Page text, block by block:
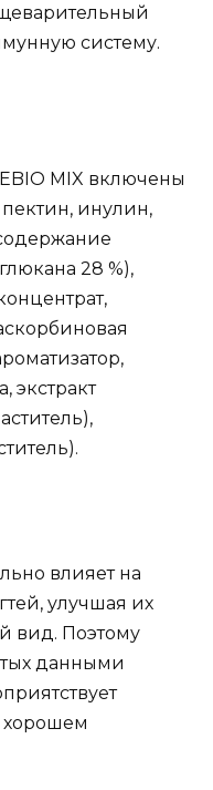
систему.
MIX включены
инулин,
28 %),
экстракт
влияет на
улучшая их
вид. Поэтому
данными